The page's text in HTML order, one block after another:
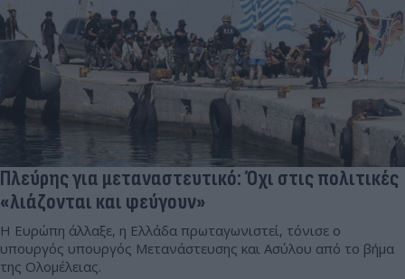
Πλεύρης για μεταναστευτικό: Όχι στις πολιτικές
«λιάζονται και φεύγουν»
Η Ευρώπη άλλαξε, η Ελλάδα πρωταγωνιστεί, τόνισε ο
υπουργός υπουργός Μετανάστευσης και Ασύλου από το βήμα
της Ολομέλειας.